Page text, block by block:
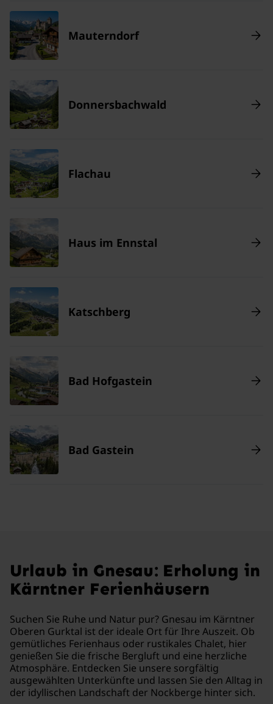
Mauterndorf
Donnersbachwald
Flachau
Haus im Ennstal
Katschberg
Bad Hofgastein
Bad Gastein
Urlaub in Gnesau: Erholung in
Kärntner Ferienhäusern
Suchen Sie Ruhe und Natur pur? Gnesau im Kärntner
Oberen Gurktal ist der ideale Ort für Ihre Auszeit. Ob
gemütliches Ferienhaus oder rustikales Chalet, hier
genießen Sie die frische Bergluft und eine herzliche
Atmosphäre. Entdecken Sie unsere sorgfältig
ausgewählten Unterkünfte und lassen Sie den Alltag in
der idyllischen Landschaft der Nockberge hinter sich.